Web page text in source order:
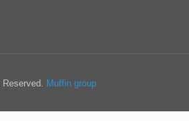
Muffin group